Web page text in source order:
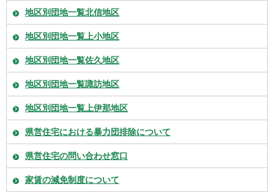
地区別団地一覧北信地区
地区別団地一覧上小地区
地区別団地一覧佐久地区
地区別団地一覧諏訪地区
地区別団地一覧上伊那地区
県営住宅における暴力団排除について
県営住宅の問い合わせ窓口
家賃の減免制度について